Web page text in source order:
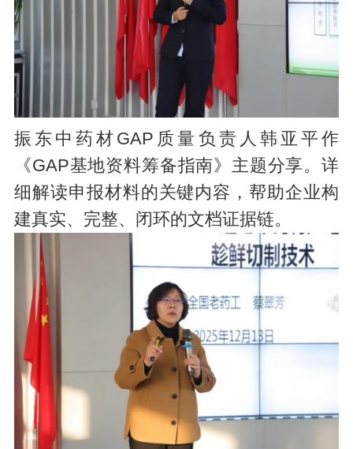
振东中药材GAP质量负责人韩亚平作
《GAP基地资料筹备指南》主题分享。详
细解读申报材料的关键内容，帮助企业构
建真实、完整、闭环的文档证据链。